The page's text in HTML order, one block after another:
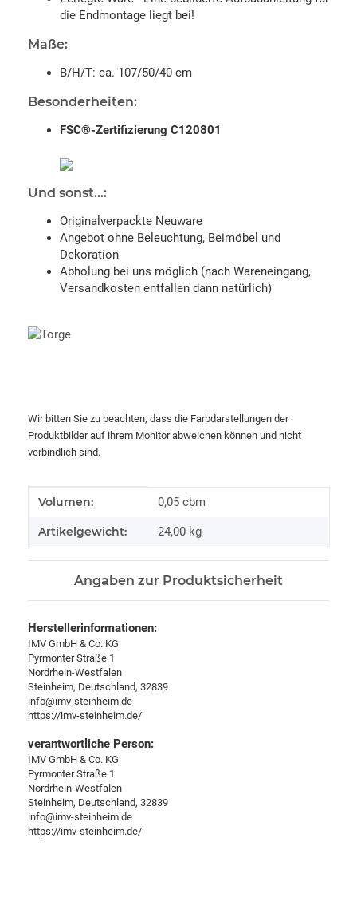
die Endmontage liegt bei!
Maße:
B/H/T: ca. 107/50/40 cm
Besonderheiten:
FSC®-Zertifizierung C120801
Und sonst...:
Originalverpackte Neuware
Angebot ohne Beleuchtung, Beimöbel und
Dekoration
Abholung bei uns möglich (nach Wareneingang,
Versandkosten entfallen dann natürlich)
Wir bitten Sie zu beachten, dass die Farbdarstellungen der
Produktbilder auf ihrem Monitor abweichen können und nicht
verbindlich sind.
Produkteigenschaft
Wert
Volumen: 0,05 cbm
Artikelgewicht: 24,00 kg
Angaben zur Produktsicherheit
Herstellerinformationen:
IMV GmbH & Co. KG
Pyrmonter Straße 1
Nordrhein-Westfalen
Steinheim, Deutschland, 32839
info@imv-steinheim.de
https://imv-steinheim.de/
verantwortliche Person:
IMV GmbH & Co. KG
Pyrmonter Straße 1
Nordrhein-Westfalen
Steinheim, Deutschland, 32839
info@imv-steinheim.de
https://imv-steinheim.de/